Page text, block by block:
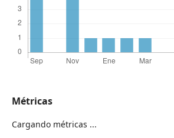
Métricas
Cargando métricas ...